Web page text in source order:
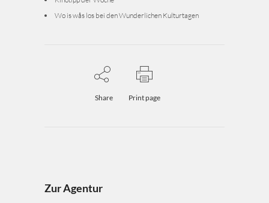
Wo is wås los bei den Wunderlichen Kulturtagen
Share Print page
Zur Agentur